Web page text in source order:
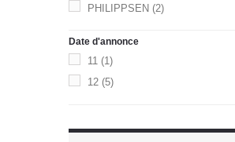
PHILIPPSEN (2)
Date d'annonce
11 (1)
12 (5)